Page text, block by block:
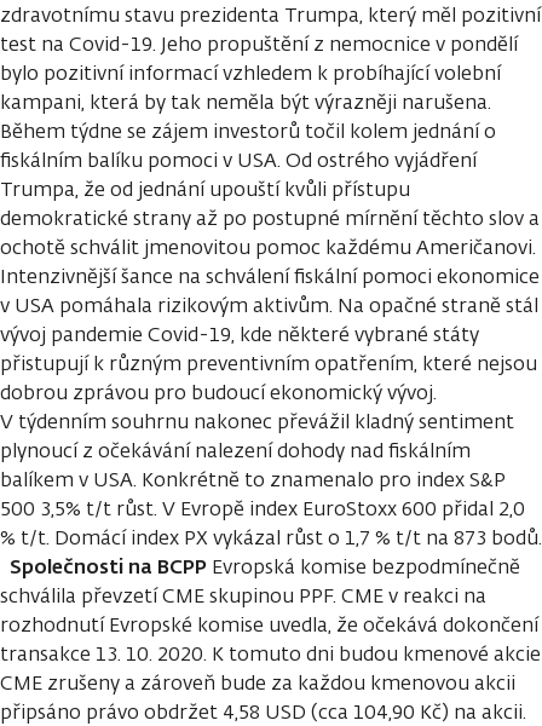
zdravotnímu stavu prezidenta Trumpa, který měl pozitivní
test na Covid-19. Jeho propuštění z nemocnice v pondělí
bylo pozitivní informací vzhledem k probíhající volební
kampani, která by tak neměla být výrazněji narušena.
Během týdne se zájem investorů točil kolem jednání o
fiskálním balíku pomoci v USA. Od ostrého vyjádření
Trumpa, že od jednání upouští kvůli přístupu
demokratické strany až po postupné mírnění těchto slov a
ochotě schválit jmenovitou pomoc každému Američanovi.
Intenzivnější šance na schválení fiskální pomoci ekonomice
v USA pomáhala rizikovým aktivům. Na opačné straně stál
vývoj pandemie Covid-19, kde některé vybrané státy
přistupují k různým preventivním opatřením, které nejsou
dobrou zprávou pro budoucí ekonomický vývoj.
V týdenním souhrnu nakonec převážil kladný sentiment
plynoucí z očekávání nalezení dohody nad fiskálním
balíkem v USA. Konkrétně to znamenalo pro index S&P
500 3,5% t/t růst. V Evropě index EuroStoxx 600 přidal 2,0
% t/t. Domácí index PX vykázal růst o 1,7 % t/t na 873 bodů.
Společnosti na BCPP Evropská komise bezpodmínečně
schválila převzetí CME skupinou PPF. CME v reakci na
rozhodnutí Evropské komise uvedla, že očekává dokončení
transakce 13. 10. 2020. K tomuto dni budou kmenové akcie
CME zrušeny a zároveň bude za každou kmenovou akcii
připsáno právo obdržet 4,58 USD (cca 104,90 Kč) na akcii.